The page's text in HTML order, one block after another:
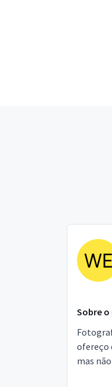
Sobre
ofereço
mas